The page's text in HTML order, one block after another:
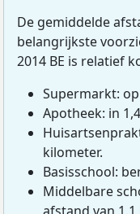
De gemiddelde
belangrijkste
2014 BE is relatief
Supermarkt:
Apotheek: in
kilometer.
Basisschool:
Middelbare